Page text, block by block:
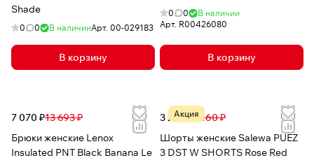
Shade
0 0 В наличииАрт. 00-029183
В корзину
0 0
В наличии
Арт. R00426080
В корзину
7 070 ₽13 693 ₽
Брюки женские Lenox
Insulated PNT Black Banana Le
Акция
3 234 ₽7 160 ₽
Шорты женские Salewa PUEZ
3 DST W SHORTS Rose Red